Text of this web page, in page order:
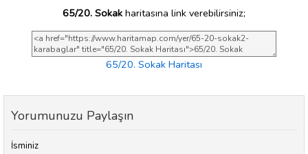
65/20. Sokak haritasına link verebilirsiniz;
65/20. Sokak Haritası
Yorumunuzu Paylaşın
İsminiz